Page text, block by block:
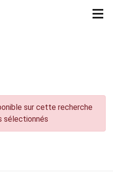
sur cette recherche
sélectionnés